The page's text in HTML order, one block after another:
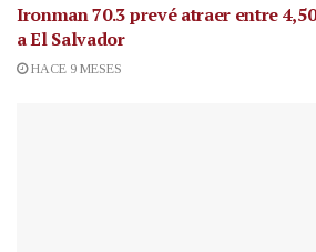
Ironman 70.3 prevé atraer entre
a El Salvador
HACE 9 MESES